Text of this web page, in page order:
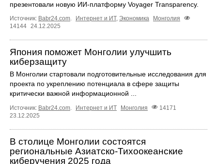
презентовали новую ИИ-платформу Voyager Transparency.
Источник: Babr24.com. Интернет и ИТ, Экономика
Монголия
14144 24.12.2025
Япония поможет Монголии улучшить
киберзащиту
В Монголии стартовали подготовительные исследования для
проекта по укреплению потенциала в сфере защиты
критически важной информационной ...
Источник: Babr24.com Интернет и ИТ Монголия
14171
23.12.2025
В столице Монголии состоятся
региональные Азиатско-Тихоокеанские
киберучения 2025 года